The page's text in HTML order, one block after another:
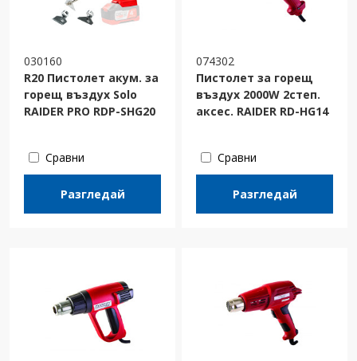
030160
R20 Пистолет акум. за
горещ въздух Solo
RAIDER PRO RDP-SHG20
Сравни
Разгледай
074302
Пистолет за горещ
въздух 2000W 2степ.
аксес. RAIDER RD-HG14
Сравни
Разгледай